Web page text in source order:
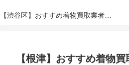
【渋谷区】おすすめ着物買取業者ランキングTOP10！
【根津】おすすめ着物